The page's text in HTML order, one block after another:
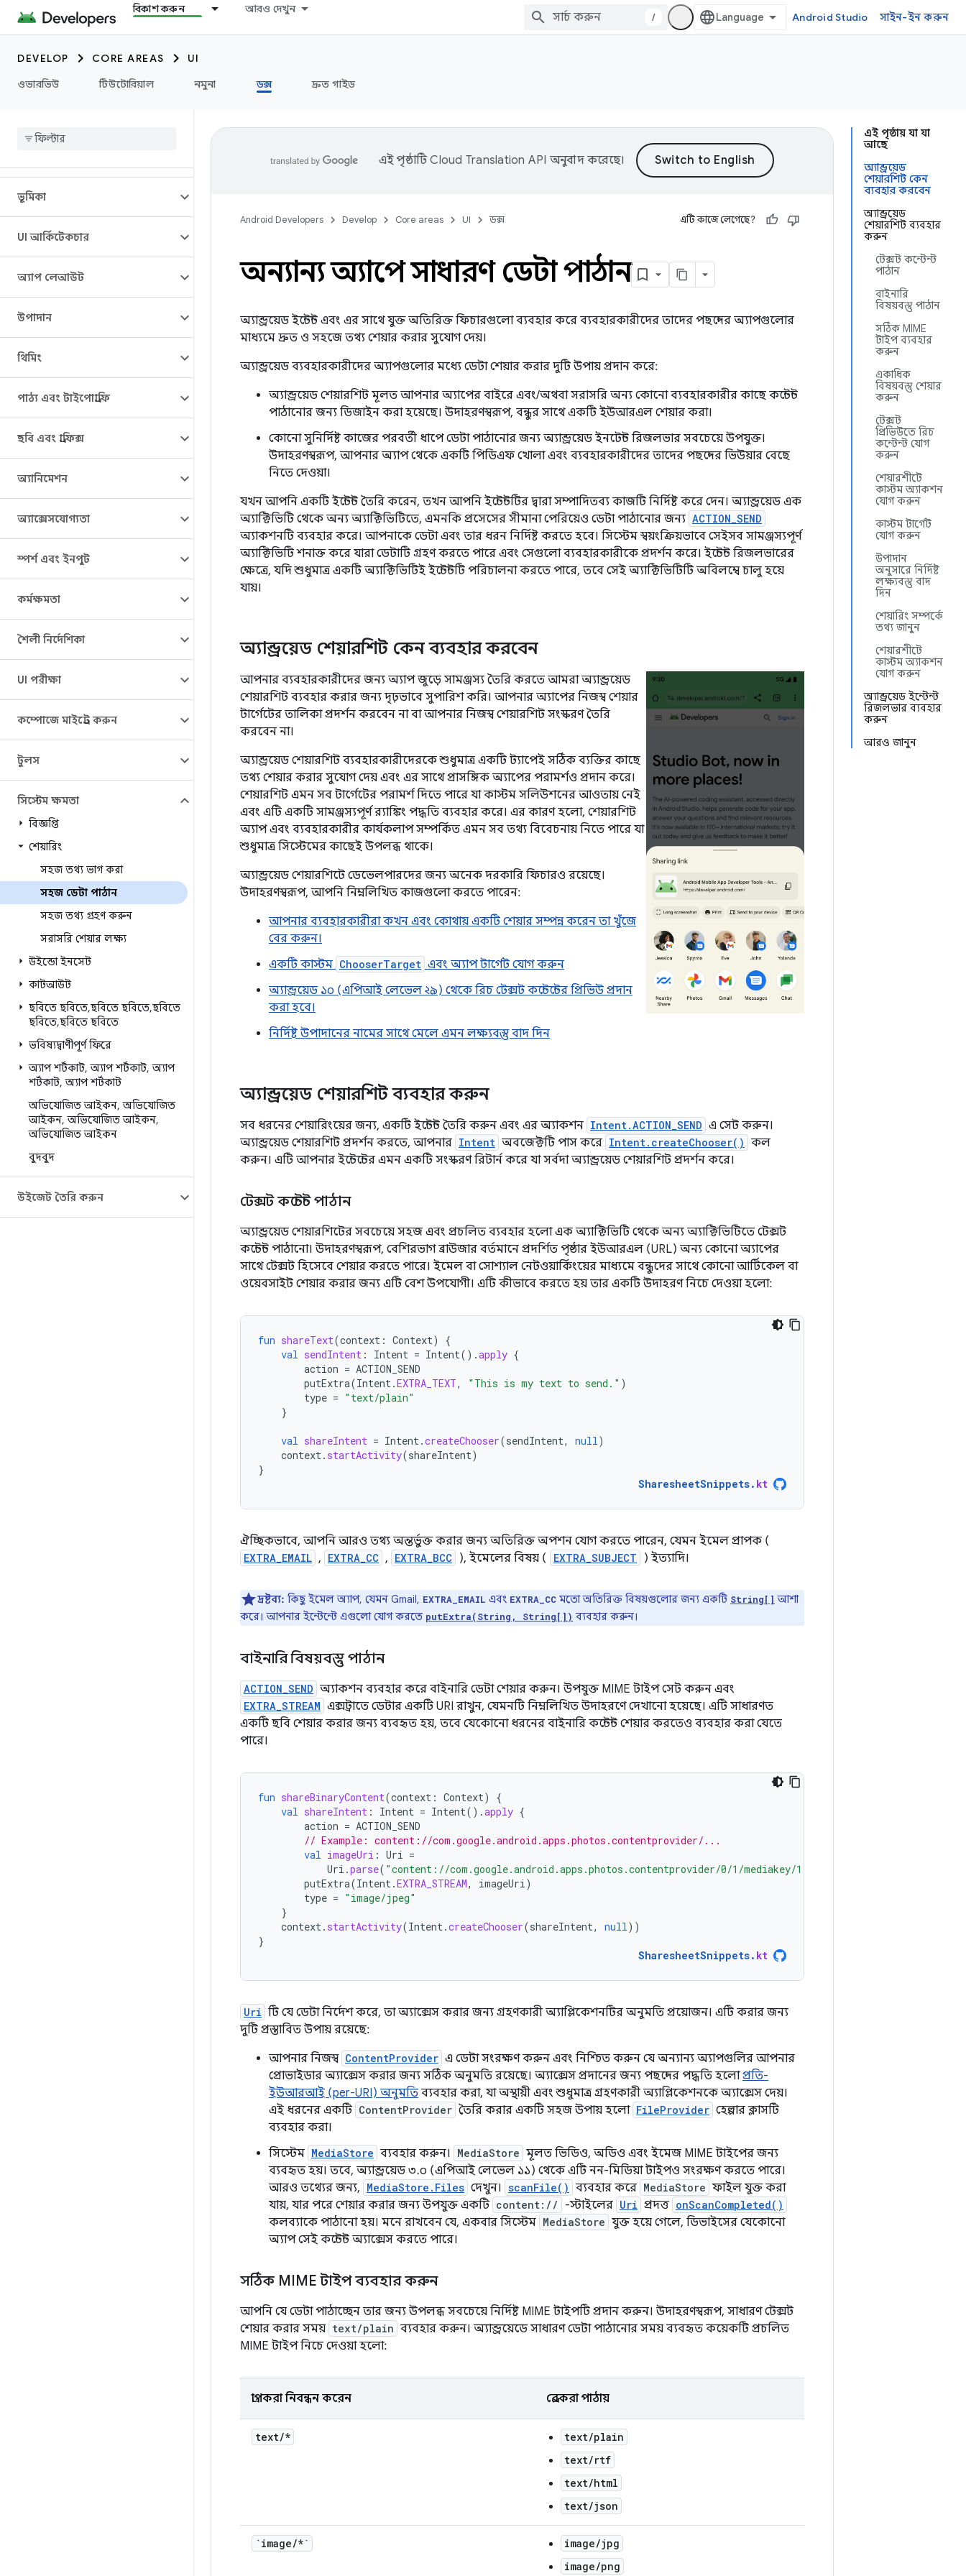
বিকাশ করুন আরও দেখুন
/ Android Studio সাইন-ইন করুন
DEVELOP CORE AREAS
UI
ওভারভিউ
টিউটোরিয়াল নমুনা ডক্স দ্রুত গাইড
ভূমিকা
UI আর্কিটেকচার
অ্যাপ লেআউট
উপাদান
থিমিং
পাঠ্য এবং টাইপোগ্রাফি
ছবি এবং গ্রাফিক্স
অ্যানিমেশন
অ্যাক্সেসযোগ্যতা
স্পর্শ এবং ইনপুট
কর্মক্ষমতা
শৈলী নির্দেশিকা
UI পরীক্ষা
কম্পোজে মাইগ্রেট করুন
টুলস
সিস্টেম ক্ষমতা
বিজ্ঞপ্তি
শেয়ারিং
সহজ তথ্য ভাগ করা
সহজ ডেটা পাঠান
সহজ তথ্য গ্রহণ করুন
সরাসরি শেয়ার লক্ষ্য
উইন্ডো ইনসেট
কাটআউট
ছবিতে ছবিতে,ছবিতে ছবিতে,ছবিতে
ছবিতে,ছবিতে ছবিতে
ভবিষ্যদ্বাণীপূর্ণ ফিরে
অ্যাপ শর্টকাট, অ্যাপ শর্টকাট, অ্যাপ
শর্টকাট, অ্যাপ শর্টকাট
অভিযোজিত আইকন, অভিযোজিত
আইকন, অভিযোজিত আইকন,
অভিযোজিত আইকন
বুদবুদ
উইজেট তৈরি করুন
এই পৃষ্ঠায় যা যা
আছে
অ্যান্ড্রয়েড
শেয়ারশিট কেন
ব্যবহার করবেন
অ্যান্ড্রয়েড
শেয়ারশিট ব্যবহার
করুন
টেক্সট কন্টেন্ট
পাঠান
বাইনারি
বিষয়বস্তু পাঠান
সঠিক MIME
টাইপ ব্যবহার
করুন
একাধিক
বিষয়বস্তু শেয়ার
করুন
টেক্সট
প্রিভিউতে রিচ
কন্টেন্ট যোগ
করুন
শেয়ারশীটে
কাস্টম অ্যাকশন
যোগ করুন
কাস্টম টার্গেট
যোগ করুন
উপাদান
অনুসারে নির্দিষ্ট
লক্ষ্যবস্তু বাদ
দিন
শেয়ারিং সম্পর্কে
তথ্য জানুন
শেয়ারশীটে
কাস্টম অ্যাকশন
যোগ করুন
অ্যান্ড্রয়েড ইন্টেন্ট
রিজলভার ব্যবহার
করুন
আরও জানুন
এই পৃষ্ঠাটিCloud Translation API অনুবাদ করেছে।
Android Developers Develop Core areas UI ডক্স এটি কাজে লেগেছে?
অন্যান্য অ্যাপে সাধারণ ডেটা পাঠান
অ্যান্ড্রয়েড ইন্টেন্ট এবং এর সাথে যুক্ত অতিরিক্ত ফিচারগুলো ব্যবহার করে ব্যবহারকারীদের তাদের পছন্দের অ্যাপগুলোর
মাধ্যমে দ্রুত ও সহজে তথ্য শেয়ার করার সুযোগ দেয়।
অ্যান্ড্রয়েড ব্যবহারকারীদের অ্যাপগুলোর মধ্যে ডেটা শেয়ার করার দুটি উপায় প্রদান করে:
অ্যান্ড্রয়েড শেয়ারশিট মূলত আপনার অ্যাপের বাইরে এবং/অথবা সরাসরি অন্য কোনো ব্যবহারকারীর কাছে কন্টেন্ট
পাঠানোর জন্য ডিজাইন করা হয়েছে। উদাহরণস্বরূপ, বন্ধুর সাথে একটি ইউআরএল শেয়ার করা।
কোনো সুনির্দিষ্ট কাজের পরবর্তী ধাপে ডেটা পাঠানোর জন্য অ্যান্ড্রয়েড ইনটেন্ট রিজলভার সবচেয়ে উপযুক্ত।
উদাহরণস্বরূপ, আপনার অ্যাপ থেকে একটি পিডিএফ খোলা এবং ব্যবহারকারীদের তাদের পছন্দের ভিউয়ার বেছে
নিতে দেওয়া।
যখন আপনি একটি ইন্টেন্ট তৈরি করেন, তখন আপনি ইন্টেন্টটির দ্বারা সম্পাদিতব্য কাজটি নির্দিষ্ট করে দেন। অ্যান্ড্রয়েড এক
অ্যাক্টিভিটি থেকে অন্য অ্যাক্টিভিটিতে, এমনকি প্রসেসের সীমানা পেরিয়েও ডেটা পাঠানোর জন্য ACTION_SEND
অ্যাকশনটি ব্যবহার করে। আপনাকে ডেটা এবং তার ধরন নির্দিষ্ট করতে হবে। সিস্টেম স্বয়ংক্রিয়ভাবে সেইসব সামঞ্জস্যপূর্ণ
অ্যাক্টিভিটি শনাক্ত করে যারা ডেটাটি গ্রহণ করতে পারে এবং সেগুলো ব্যবহারকারীকে প্রদর্শন করে। ইন্টেন্ট রিজলভারের
ক্ষেত্রে, যদি শুধুমাত্র একটি অ্যাক্টিভিটিই ইন্টেন্টটি পরিচালনা করতে পারে, তবে সেই অ্যাক্টিভিটিটি অবিলম্বে চালু হয়ে
যায়।
অ্যান্ড্রয়েড শেয়ারশিট কেন ব্যবহার করবেন
আপনার ব্যবহারকারীদের জন্য অ্যাপ জুড়ে সামঞ্জস্য তৈরি করতে আমরা অ্যান্ড্রয়েড
শেয়ারশিট ব্যবহার করার জন্য দৃঢ়ভাবে সুপারিশ করি। আপনার অ্যাপের নিজস্ব শেয়ার
টার্গেটের তালিকা প্রদর্শন করবেন না বা আপনার নিজস্ব শেয়ারশিট সংস্করণ তৈরি
করবেন না।
অ্যান্ড্রয়েড শেয়ারশিট ব্যবহারকারীদেরকে শুধুমাত্র একটি ট্যাপেই সঠিক ব্যক্তির কাছে
তথ্য শেয়ার করার সুযোগ দেয় এবং এর সাথে প্রাসঙ্গিক অ্যাপের পরামর্শও প্রদান করে।
শেয়ারশিট এমন সব টার্গেটের পরামর্শ দিতে পারে যা কাস্টম সলিউশনের আওতায় নেই
এবং এটি একটি সামঞ্জস্যপূর্ণ র‍্যাঙ্কিং পদ্ধতি ব্যবহার করে। এর কারণ হলো, শেয়ারশিট
অ্যাপ এবং ব্যবহারকারীর কার্যকলাপ সম্পর্কিত এমন সব তথ্য বিবেচনায় নিতে পারে যা
শুধুমাত্র সিস্টেমের কাছেই উপলব্ধ থাকে।
অ্যান্ড্রয়েড শেয়ারশিটে ডেভেলপারদের জন্য অনেক দরকারি ফিচারও রয়েছে।
উদাহরণস্বরূপ, আপনি নিম্নলিখিত কাজগুলো করতে পারেন:
আপনার ব্যবহারকারীরা কখন এবং কোথায় একটি শেয়ার সম্পন্ন করেন তা খুঁজে
বের করুন।
একটি কাস্টম ChooserTarget এবং অ্যাপ টার্গেট যোগ করুন
অ্যান্ড্রয়েড ১০ (এপিআই লেভেল ২৯) থেকে রিচ টেক্সট কন্টেন্টের প্রিভিউ প্রদান
করা হবে।
নির্দিষ্ট উপাদানের নামের সাথে মেলে এমন লক্ষ্যবস্তু বাদ দিন
অ্যান্ড্রয়েড শেয়ারশিট ব্যবহার করুন
সব ধরনের শেয়ারিংয়ের জন্য, একটি ইন্টেন্ট তৈরি করুন এবং এর অ্যাকশন Intent.ACTION_SEND এ সেট করুন।
অ্যান্ড্রয়েড শেয়ারশিট প্রদর্শন করতে, আপনার Intent অবজেক্টটি পাস করে Intent.createChooser() কল
করুন। এটি আপনার ইন্টেন্টের এমন একটি সংস্করণ রিটার্ন করে যা সর্বদা অ্যান্ড্রয়েড শেয়ারশিট প্রদর্শন করে।
টেক্সট কন্টেন্ট পাঠান
অ্যান্ড্রয়েড শেয়ারশিটের সবচেয়ে সহজ এবং প্রচলিত ব্যবহার হলো এক অ্যাক্টিভিটি থেকে অন্য অ্যাক্টিভিটিতে টেক্সট
কন্টেন্ট পাঠানো। উদাহরণস্বরূপ, বেশিরভাগ ব্রাউজার বর্তমানে প্রদর্শিত পৃষ্ঠার ইউআরএল (URL) অন্য কোনো অ্যাপের
সাথে টেক্সট হিসেবে শেয়ার করতে পারে। ইমেল বা সোশ্যাল নেটওয়ার্কিংয়ের মাধ্যমে বন্ধুদের সাথে কোনো আর্টিকেল বা
ওয়েবসাইট শেয়ার করার জন্য এটি বেশ উপযোগী। এটি কীভাবে করতে হয় তার একটি উদাহরণ নিচে দেওয়া হলো:
fun shareText(context : Context)
{
val sendIntent : Intent = Intent().apply {
action = ACTION_SEND
putExtra(Intent.EXTRA_TEXT, "This is my text to send." )
type = "text/plain"
}
val shareIntent = Intent.createChooser(sendIntent, null)
context. startActivity(shareIntent)
}
SharesheetSnippets. kt
ঐচ্ছিকভাবে, আপনি আরও তথ্য অন্তর্ভুক্ত করার জন্য অতিরিক্ত অপশন যোগ করতে পারেন, যেমন ইমেল প্রাপক (
EXTRA_EMAIL , EXTRA_CC , EXTRA_BCC ), ইমেলের বিষয় ( EXTRA_SUBJECT ) ইত্যাদি।
দ্রষ্টব্য: কিছু ইমেল অ্যাপ, যেমন Gmail, EXTRA_EMAIL এবং EXTRA_CC মতো অতিরিক্ত বিষয়গুলোর জন্য একটি String[] আশা
করে। আপনার ইন্টেন্টে এগুলো যোগ করতে putExtra(String, String[]) ব্যবহার করুন।
বাইনারি বিষয়বস্তু পাঠান
ACTION_SEND অ্যাকশন ব্যবহার করে বাইনারি ডেটা শেয়ার করুন। উপযুক্ত MIME টাইপ সেট করুন এবং
EXTRA_STREAM এক্সট্রাতে ডেটার একটি URI রাখুন, যেমনটি নিম্নলিখিত উদাহরণে দেখানো হয়েছে। এটি সাধারণত
একটি ছবি শেয়ার করার জন্য ব্যবহৃত হয়, তবে যেকোনো ধরনের বাইনারি কন্টেন্ট শেয়ার করতেও ব্যবহার করা যেতে
পারে।
fun shareBinaryContent(context : Context)
{
val shareIntent : Intent = Intent().apply {
action = ACTION_SEND
// Example: content://com.google.android.apps.photos.contentprovider/...
val imageUri : Uri =
Uri .parse( "content://com.google.android.apps.photos.contentprovider/0/1/mediakey/1"
putExtra(Intent.EXTRA_STREAM, imageUri)
type = "image/jpeg"
}
context. startActivity(Intent.createChooser(shareIntent, null))
}
SharesheetSnippets. kt
Uri টি যে ডেটা নির্দেশ করে, তা অ্যাক্সেস করার জন্য গ্রহণকারী অ্যাপ্লিকেশনটির অনুমতি প্রয়োজন। এটি করার জন্য
দুটি প্রস্তাবিত উপায় রয়েছে:
আপনার নিজস্ব ContentProvider এ ডেটা সংরক্ষণ করুন এবং নিশ্চিত করুন যে অন্যান্য অ্যাপগুলির আপনার
প্রোভাইডার অ্যাক্সেস করার জন্য সঠিক অনুমতি রয়েছে। অ্যাক্সেস প্রদানের জন্য পছন্দের পদ্ধতি হলোপ্রতি-
ইউআরআই (per-URI) অনুমতি ব্যবহার করা, যা অস্থায়ী এবং শুধুমাত্র গ্রহণকারী অ্যাপ্লিকেশনকে অ্যাক্সেস দেয়।
এই ধরনের একটি ContentProvider তৈরি করার একটি সহজ উপায় হলো FileProvider হেল্পার ক্লাসটি
ব্যবহার করা।
সিস্টেম MediaStore ব্যবহার করুন। MediaStore মূলত ভিডিও, অডিও এবং ইমেজ MIME টাইপের জন্য
ব্যবহৃত হয়। তবে, অ্যান্ড্রয়েড ৩.০ (এপিআই লেভেল ১১) থেকে এটি নন-মিডিয়া টাইপও সংরক্ষণ করতে পারে।
আরও তথ্যের জন্য, MediaStore.Files দেখুন। scanFile() ব্যবহার করে MediaStore ফাইল যুক্ত করা
যায়, যার পরে শেয়ার করার জন্য উপযুক্ত একটি content:// -স্টাইলের Uri প্রদত্ত onScanCompleted()
কলব্যাকে পাঠানো হয়। মনে রাখবেন যে, একবার সিস্টেম MediaStore যুক্ত হয়ে গেলে, ডিভাইসের যেকোনো
অ্যাপ সেই কন্টেন্ট অ্যাক্সেস করতে পারে।
সঠিক MIME টাইপ ব্যবহার করুন
আপনি যে ডেটা পাঠাচ্ছেন তার জন্য উপলব্ধ সবচেয়ে নির্দিষ্ট MIME টাইপটি প্রদান করুন। উদাহরণস্বরূপ, সাধারণ টেক্সট
শেয়ার করার সময় text/plain ব্যবহার করুন। অ্যান্ড্রয়েডে সাধারণ ডেটা পাঠানোর সময় ব্যবহৃত কয়েকটি প্রচলিত
MIME টাইপ নিচে দেওয়া হলো:
প্রাপকরা নিবন্ধন করেন প্রেরকরা পাঠায়
text/*
text/plain
text/rtf
text/html
text/json
`image/*`
image/jpg
image/png